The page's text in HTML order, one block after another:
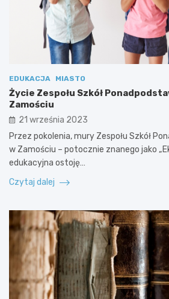
EDUKACJA MIASTO
Życie Zespołu Szkół
Zamościu
21 września 2023
Przez pokolenia, mury Zespołu Szkół
w Zamościu – potocznie znanego jako
edukacyjna ostoję…
Czytaj dalej